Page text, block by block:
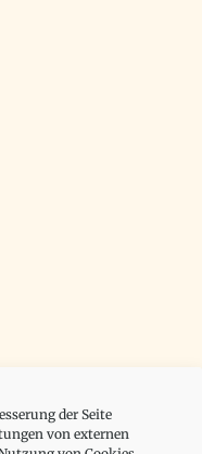
der Seite
von externen